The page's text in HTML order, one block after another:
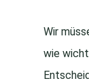
Wir
wie